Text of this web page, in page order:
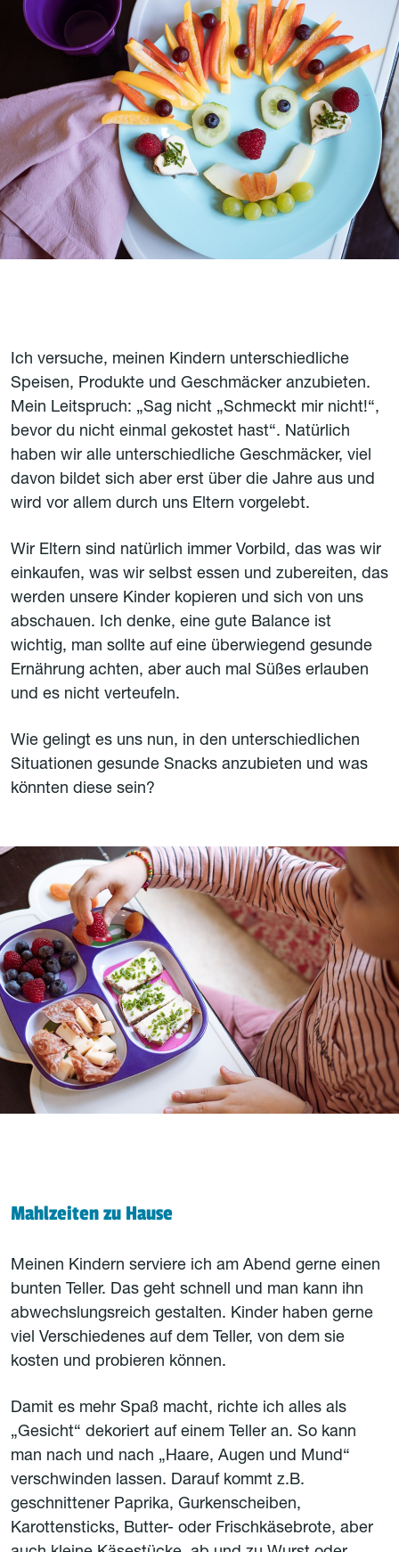
Ich versuche, meinen Kindern unterschiedliche
Speisen, Produkte und Geschmäcker anzubieten.
Mein Leitspruch: „Sag nicht „Schmeckt mir nicht!“,
bevor du nicht einmal gekostet hast“. Natürlich
haben wir alle unterschiedliche Geschmäcker, viel
davon bildet sich aber erst über die Jahre aus und
wird vor allem durch uns Eltern vorgelebt.
Wir Eltern sind natürlich immer Vorbild, das was wir
einkaufen, was wir selbst essen und zubereiten, das
werden unsere Kinder kopieren und sich von uns
abschauen. Ich denke, eine gute Balance ist
wichtig, man sollte auf eine überwiegend gesunde
Ernährung achten, aber auch mal Süßes erlauben
und es nicht verteufeln.
Wie gelingt es uns nun, in den unterschiedlichen
Situationen gesunde Snacks anzubieten und was
könnten diese sein?
Mahlzeiten zu Hause
Meinen Kindern serviere ich am Abend gerne einen
bunten Teller. Das geht schnell und man kann ihn
abwechslungsreich gestalten. Kinder haben gerne
viel Verschiedenes auf dem Teller, von dem sie
kosten und probieren können.
Damit es mehr Spaß macht, richte ich alles als
„Gesicht“ dekoriert auf einem Teller an. So kann
man nach und nach „Haare, Augen und Mund“
verschwinden lassen. Darauf kommt z.B.
geschnittener Paprika, Gurkenscheiben,
Karottensticks, Butter- oder Frischkäsebrote, aber